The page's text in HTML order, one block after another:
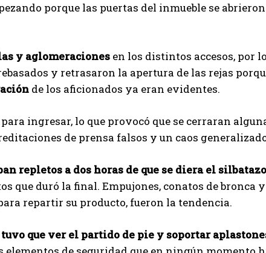
porque las puertas del inmueble se
y aglomeraciones en los distintos accesos, por
y retrasaron la apertura de las rejas
de los aficionados ya eran evidentes.
ingresar, lo que provocó que se cerraran
de prensa falsos y un caos
repletos a dos horas de que se diera el
que duró la final. Empujones, conatos de bronca
repartir su producto, fueron la tendencia.
tuvo que ver el partido de pie y soportar